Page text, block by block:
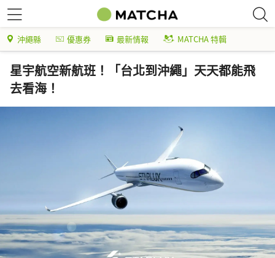
沖繩縣 優惠券 最新情報 MATCHA 特輯
星宇航空新航班！「台北到沖繩」天天都能飛
去看海！